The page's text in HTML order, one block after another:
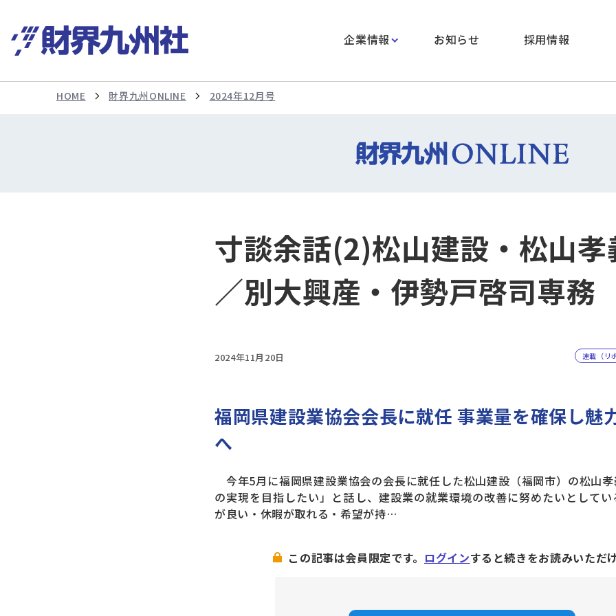
企業情報 お知らせ 採用情報
HOME 財界九州ONLINE 2024年12月号
寸談余話(2)松山建設・松山孝
／別大興産・伊勢戸啓司専務
2024年11月20日 連載（リ
福岡県建設業協会会長に就任 事業量を確保し魅
へ
今年5月に福岡県建設業協会の会長に就任した松山建設（福岡市）の松山
の実現を目指したい」と話し、建設業の就業環境の改善に努めたいとして
が良い・休暇が取れる・希望が持…
この記事は会員限定です。 ログインすると続きをお読みいただ